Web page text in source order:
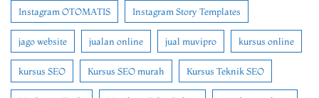
Instagram OTOMATIS Instagram Story Templates
jago website jualan online jual muvipro kursus online
kursus SEO Kursus SEO murah Kursus Teknik SEO